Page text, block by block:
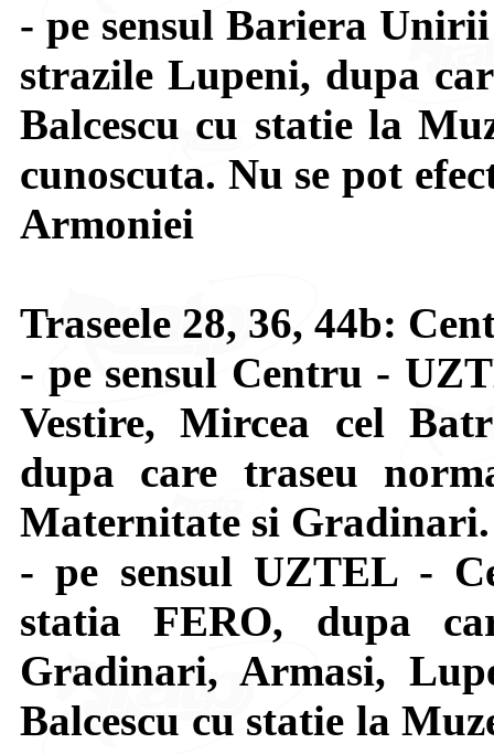
- pe sensul Bariera
strazile Lupeni, dupa
Balcescu cu statie la
cunoscuta. Nu se pot
Armoniei
Traseele 28, 36, 44b:
- pe sensul Centru -
Vestire, Mircea cel
dupa care traseu
Maternitate si Gradinari.
- pe sensul UZTEL -
statia FERO, dupa
Gradinari, Armasi,
Balcescu cu statie la